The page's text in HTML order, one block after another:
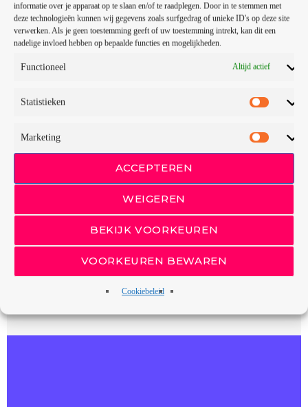
informatie over je apparaat op te slaan en/of te raadplegen. Door in te stemmen met
deze technologieën kunnen wij gegevens zoals surfgedrag of unieke ID's op deze site
verwerken. Als je geen toestemming geeft of uw toestemming intrekt, kan dit een
nadelige invloed hebben op bepaalde functies en mogelijkheden.
Functioneel Altijd actief
Statistieken
Marketing
ACCEPTEREN
WEIGEREN
BEKIJK VOORKEUREN
VOORKEUREN BEWAREN
Cookiebeleid